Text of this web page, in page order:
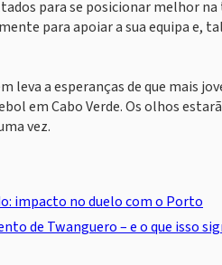
para se posicionar melhor
para apoiar a sua equipa e,
a esperanças de que mais
em Cabo Verde. Os olhos
vez.
impacto no duelo com o Porto
de Twanguero – e o que isso